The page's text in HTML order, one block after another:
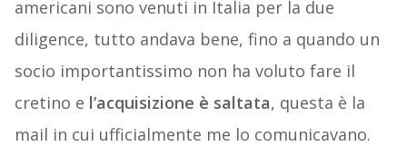
americani sono venuti in Italia per la due
diligence, tutto andava bene, fino a quando un
socio importantissimo non ha voluto fare il
cretino e l’acquisizione è saltata, questa è la
mail in cui ufficialmente me lo comunicavano.